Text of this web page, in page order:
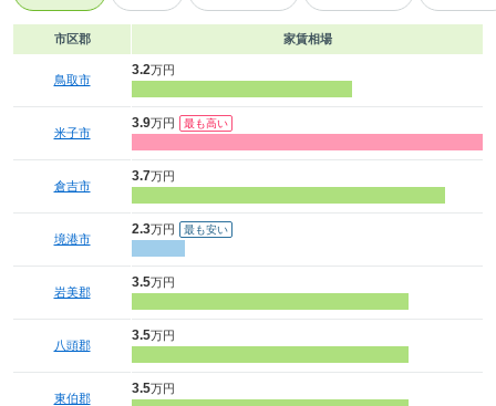
市区郡 家賃相場
鳥取市
3.2万円
米子市
3.9万円
倉吉市
3.7万円
境港市
2.3万円
岩美郡
3.5万円
八頭郡
3.5万円
東伯郡
3.5万円